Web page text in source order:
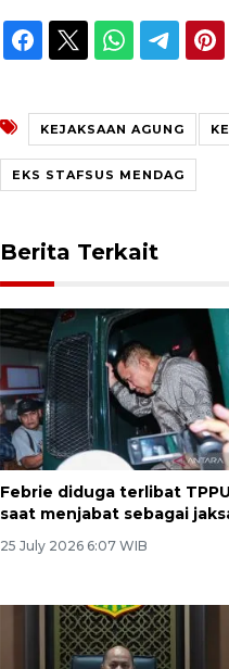
KEJAKSAAN AGUNG
EKS STAFSUS MENDAG
Berita Terkait
Febrie diduga terlibat TPPU
saat menjabat sebagai
25 July 2026 6:07 WIB